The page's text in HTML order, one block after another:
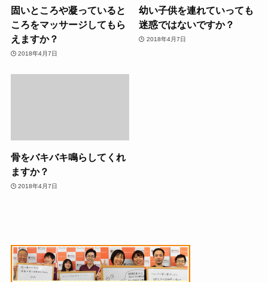
固いところや凝っていると
ころをマッサージしてもら
えますか？
2018年4月7日
幼い子供を連れていっても
迷惑ではないですか？
2018年4月7日
骨をバキバキ鳴らしてくれ
ますか？
2018年4月7日